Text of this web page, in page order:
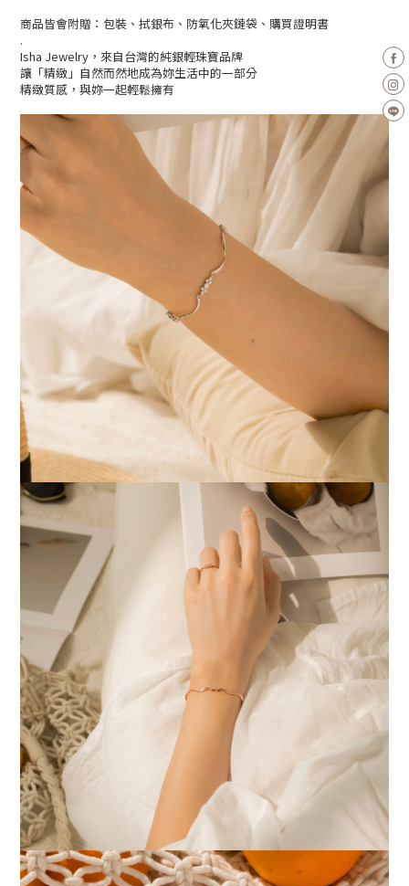
商品皆會附贈：包裝、拭銀布、防氧化夾鏈袋、購買證明書
.
Isha Jewelry，來自台灣的純銀輕珠寶品牌
讓「精緻」自然而然地成為妳生活中的一部分
精緻質感，與妳一起輕鬆擁有